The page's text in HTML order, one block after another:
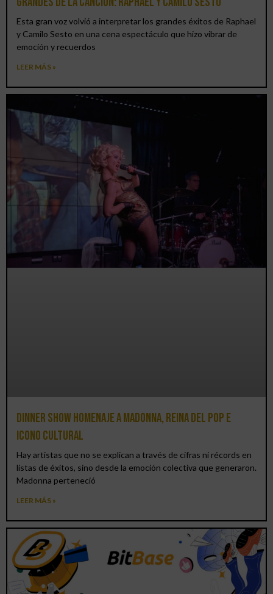
Esta gran voz volvió a interpretar los grandes éxitos de Raphael
y Camilo Sesto en una cena espectáculo que hizo vibrar de
emoción y recuerdos
LEER MÁS »
Dinner Show homenaje a Madonna, reina del pop e
icono cultural
Hay artistas que no se explican a través de cifras ni récords en
listas de éxitos, sino desde la emoción colectiva que generaron.
Madonna perteneció
LEER MÁS »